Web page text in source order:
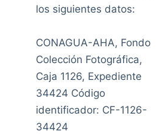
los siguientes datos:
CONAGUA-AHA, Fondo
Colección Fotográfica,
Caja 1126, Expediente
34424 Código
identificador: CF-1126-
34424